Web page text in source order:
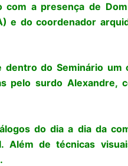
a presença de
e do coordenador
do Seminário um
pelo surdo Alexandre,
do dia a dia da
Além de técnicas